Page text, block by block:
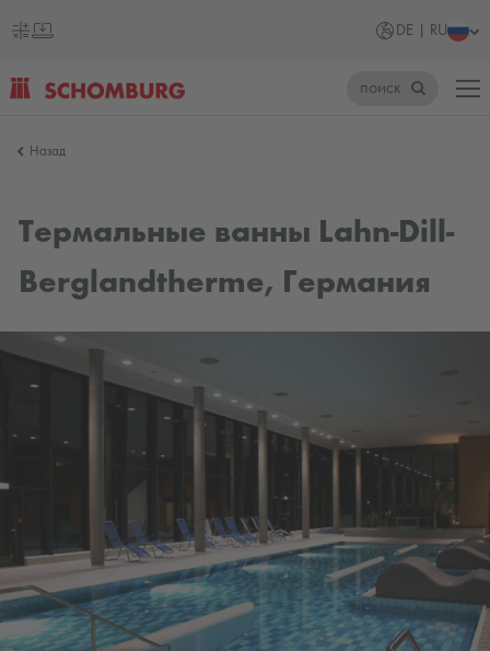
DE | RU
поиск
Назад
Термальные ванны Lahn-Dill-
Berglandtherme, Германия